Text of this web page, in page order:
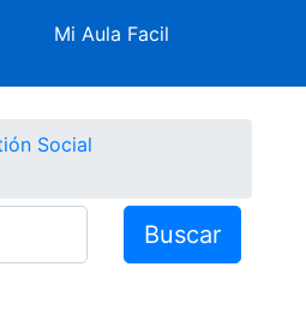
Mi Aula Facil
Social
Buscar